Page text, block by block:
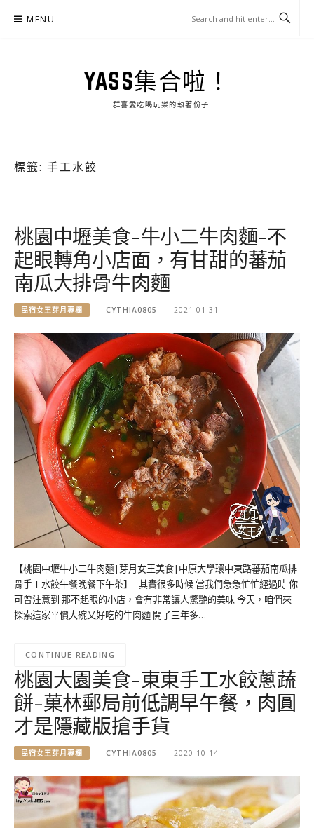
MENU
YASS集合啦！
一群喜愛吃喝玩樂的執著份子
標籤: 手工水餃
桃園中壢美食-牛小二牛肉麵-不
起眼轉角小店面，有甘甜的蕃茄
南瓜大排骨牛肉麵
民宿女王芽月專欄 CYTHIA0805 2021-01-31
【桃園中壢牛小二牛肉麵|芽月女王美食|中原大學環中東路蕃茄南瓜排
骨手工水餃午餐晚餐下午茶】 其實很多時候 當我們急急忙忙經過時 你
可曾注意到 那不起眼的小店，會有非常讓人驚艷的美味 今天，咱們來
探索這家平價大碗又好吃的牛肉麵 開了三年多…
CONTINUE READING
桃園大園美食-東東手工水餃蔥蔬
餅-菓林郵局前低調早午餐，肉圓
才是隱藏版搶手貨
民宿女王芽月專欄 CYTHIA0805 2020-10-14